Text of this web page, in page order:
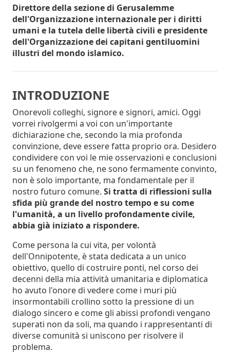
Direttore della sezione di Gerusalemme
dell'Organizzazione internazionale per i diritti
umani e la tutela delle libertà civili e presidente
dell'Organizzazione dei capitani gentiluomini
illustri del mondo islamico.
INTRODUZIONE
Onorevoli colleghi, signore e signori, amici. Oggi
vorrei rivolgermi a voi con un'importante
dichiarazione che, secondo la mia profonda
convinzione, deve essere fatta proprio ora. Desidero
condividere con voi le mie osservazioni e conclusioni
su un fenomeno che, ne sono fermamente convinto,
non è solo importante, ma fondamentale per il
nostro futuro comune. Si tratta di riflessioni sulla
sfida più grande del nostro tempo e su come
l'umanità, a un livello profondamente civile,
abbia già iniziato a rispondere.
Come persona la cui vita, per volontà
dell'Onnipotente, è stata dedicata a un unico
obiettivo, quello di costruire ponti, nel corso dei
decenni della mia attività umanitaria e diplomatica
ho avuto l'onore di vedere come i muri più
insormontabili crollino sotto la pressione di un
dialogo sincero e come gli abissi profondi vengano
superati non da soli, ma quando i rappresentanti di
diverse comunità si uniscono per risolvere il
problema.